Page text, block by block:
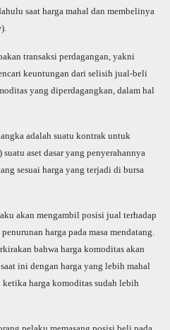
saat harga mahal dan membelinya
).
transaksi perdagangan, yakni
keuntungan dari selisih jual-beli
yang diperdagangkan, dalam hal
adalah suatu kontrak untuk
) suatu aset dasar yang penyerahannya
sesuai harga yang terjadi di bursa
akan mengambil posisi jual terhadap
harga pada masa mendatang.
bahwa harga komoditas akan
ini dengan harga yang lebih mahal
harga komoditas sudah lebih